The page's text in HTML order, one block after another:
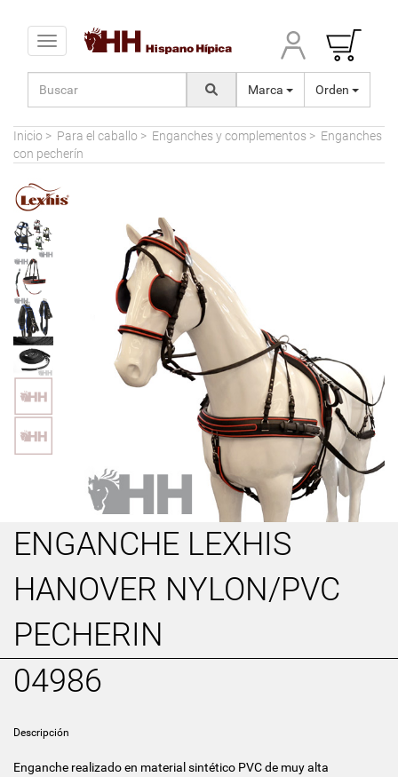
Toggle navigation
Marca Orden
Inicio > Para el caballo > Enganches y complementos > Enganches
con pecherín
ENGANCHE LEXHIS
HANOVER NYLON/PVC
PECHERIN
04986
Descripción
Enganche realizado en material sintético PVC de muy alta